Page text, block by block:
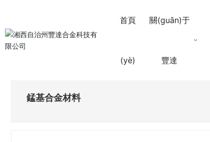
首頁
(yè)
關(guān)于
豐達
錳基合金材料